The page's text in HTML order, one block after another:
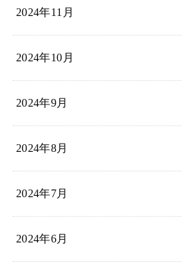
2024年11月
2024年10月
2024年9月
2024年8月
2024年7月
2024年6月